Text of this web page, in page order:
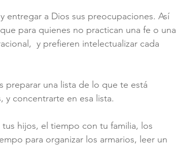
entregar a Dios sus preocupaciones. Así
para quienes no practican una fe o una
y prefieren intelectualizar cada
preparar una lista de lo que te está
concentrarte en esa lista.
hijos, el tiempo con tu familia, los
para organizar los armarios, leer un